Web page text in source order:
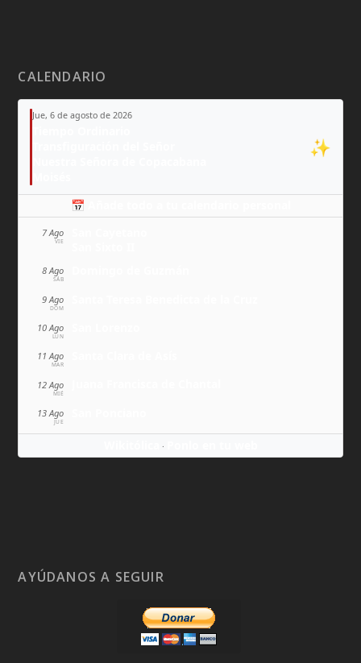
CALENDARIO
Jue, 6 de agosto de 2026
✨
📅 Añade todo a tu calendario personal
7 Ago
VIE
8 Ago
SÁB
9 Ago
DOM
10 Ago
LUN
11 Ago
MAR
12 Ago
MIÉ
13 Ago
JUE
·
AYÚDANOS A SEGUIR